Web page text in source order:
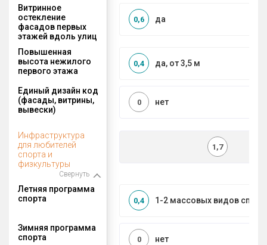
Витринное
остекление
фасадов первых
этажей вдоль улиц
да
0,6
Повышенная
высота нежилого
первого этажа
да, от 3,5 м
0,4
Единый дизайн код
(фасады, витрины,
вывески)
нет
0
Инфраструктура
для любителей
спорта и
физкультуры
Свернуть
1,7
Летняя программа
спорта
1-2 массовых видов
0,4
Зимняя программа
спорта
нет
0